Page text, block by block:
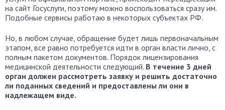
на сайт Госуслуги, поэтому можно воспользоваться сразу им.
Подобные сервисы работаю в некоторых субъектах РФ.
Но, в любом случае, обращение будет лишь первоначальным
этапом, все равно потребуется идти в орган власти лично, с
полным пакетом документов. Порядок лицензирования
медицинской деятельности следующий. В течение 3 дней
орган должен рассмотреть заявку и решить достаточно
ли поданных сведений и предоставлены ли они в
надлежащем виде.